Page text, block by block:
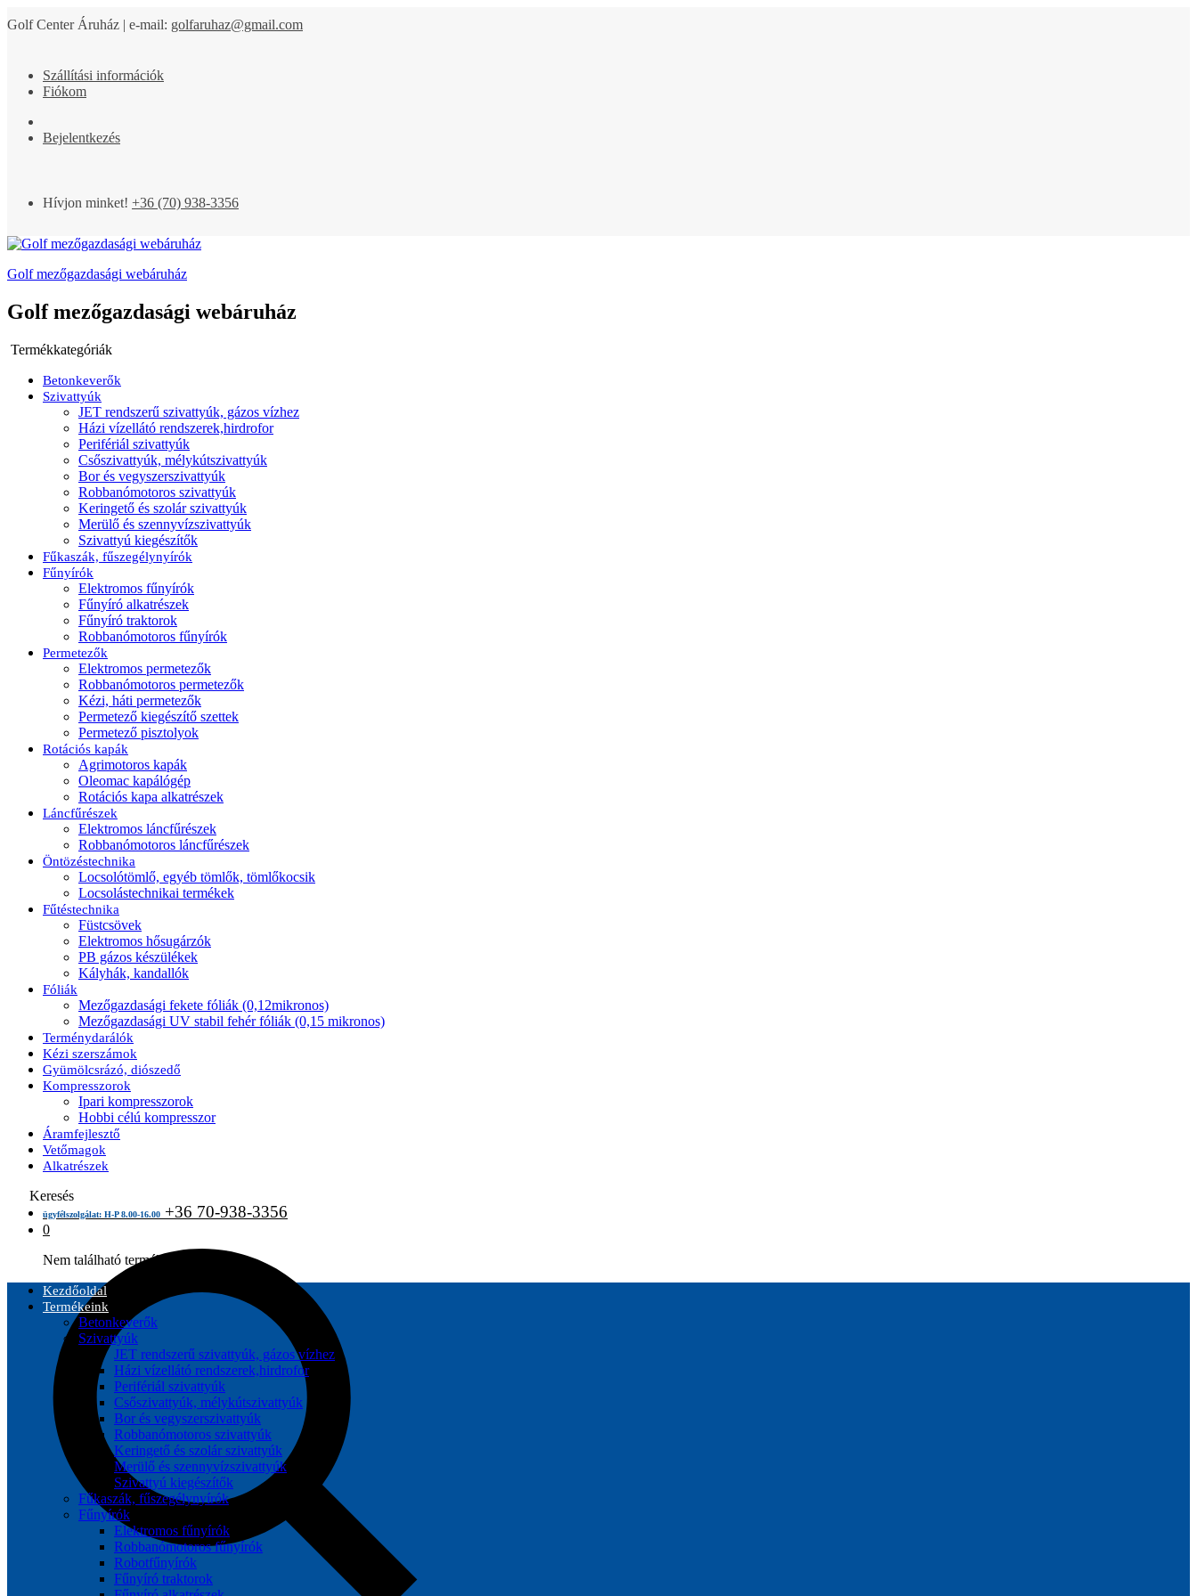
Golf Center Áruház | e-mail: golfaruhaz@gmail.com
Szállítási információk
Fiókom
Bejelentkezés
Hívjon minket! +36 (70) 938-3356
Golf mezőgazdasági webáruház
Golf mezőgazdasági webáruház
Termékkategóriák
Betonkeverők
Szivattyúk
JET rendszerű szivattyúk, gázos vízhez
Házi vízellátó rendszerek,hirdrofor
Perifériál szivattyúk
Csőszivattyúk, mélykútszivattyúk
Bor és vegyszerszivattyúk
Robbanómotoros szivattyúk
Keringető és szolár szivattyúk
Merülő és szennyvízszivattyúk
Szivattyú kiegészítők
Fűkaszák, fűszegélynyírók
Fűnyírók
Elektromos fűnyírók
Fűnyíró alkatrészek
Fűnyíró traktorok
Robbanómotoros fűnyírók
Permetezők
Elektromos permetezők
Robbanómotoros permetezők
Kézi, háti permetezők
Permetező kiegészítő szettek
Permetező pisztolyok
Rotációs kapák
Agrimotoros kapák
Oleomac kapálógép
Rotációs kapa alkatrészek
Láncfűrészek
Elektromos láncfűrészek
Robbanómotoros láncfűrészek
Öntözéstechnika
Locsolótömlő, egyéb tömlők, tömlőkocsik
Locsolástechnikai termékek
Fűtéstechnika
Füstcsövek
Elektromos hősugárzók
PB gázos készülékek
Kályhák, kandallók
Fóliák
Mezőgazdasági fekete fóliák (0,12mikronos)
Mezőgazdasági UV stabil fehér fóliák (0,15 mikronos)
Terménydarálók
Kézi szerszámok
Gyümölcsrázó, diószedő
Kompresszorok
Ipari kompresszorok
Hobbi célú kompresszor
Áramfejlesztő
Vetőmagok
Alkatrészek
Keresés
ügyfélszolgálat: H-P 8.00-16.00 +36 70-938-3356
0
Nem található termék a kosárban.
Kezdőoldal
Termékeink
Betonkeverők
Szivattyúk
JET rendszerű szivattyúk, gázos vízhez
Házi vízellátó rendszerek,hirdrofor
Perifériál szivattyúk
Csőszivattyúk, mélykútszivattyúk
Bor és vegyszerszivattyúk
Robbanómotoros szivattyúk
Keringető és szolár szivattyúk
Merülő és szennyvízszivattyúk
Szivattyú kiegészítők
Fűkaszák, fűszegélynyírók
Fűnyírók
Elektromos fűnyírók
Robbanómotoros fűnyírók
Robotfűnyírók
Fűnyíró traktorok